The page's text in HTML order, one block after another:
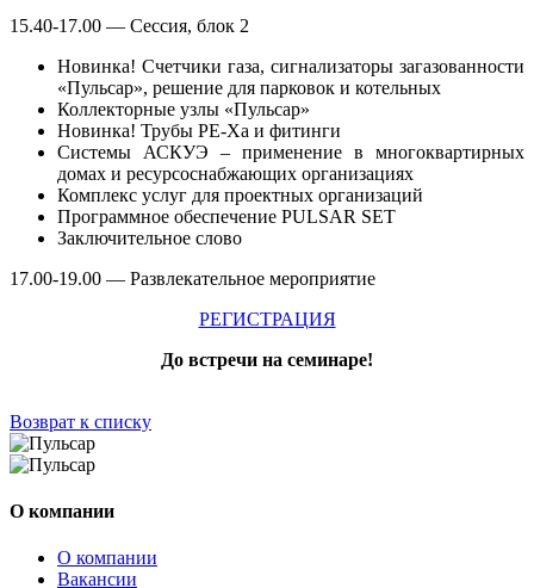
15.40-17.00 — Сессия, блок 2
Новинка! Счетчики газа, сигнализаторы загазованности
«Пульсар», решение для парковок и котельных
Коллекторные узлы «Пульсар»
Новинка! Трубы PE-Xa и фитинги
Системы АСКУЭ – применение в многоквартирных
домах и ресурсоснабжающих организациях
Комплекс услуг для проектных организаций
Программное обеспечение PULSAR SET
Заключительное слово
17.00-19.00 — Развлекательное мероприятие
РЕГИСТРАЦИЯ
До встречи на семинаре!
Возврат к списку
О компании
О компании
Вакансии